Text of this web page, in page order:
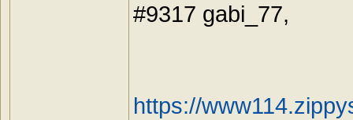
#9317 gabi_77,
https://